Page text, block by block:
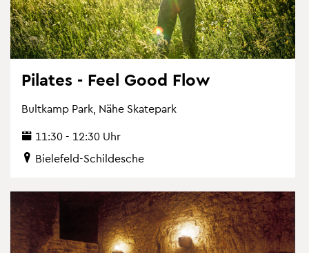
Pi­la­tes - Feel Good Flow
Bult­kamp Park, Nähe Skate­park
11:30 - 12:30 Uhr
Bie­le­feld-Schil­desche